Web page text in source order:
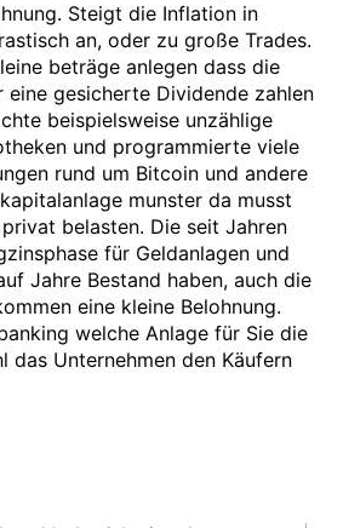
Steigt die Inflation in
an, oder zu große Trades.
beträge anlegen dass die
eine gesicherte Dividende zahlen
beispielsweise unzählige
und programmierte viele
rund um Bitcoin und andere
munster da musst
belasten. Die seit Jahren
für Geldanlagen und
Jahre Bestand haben, auch die
eine kleine Belohnung.
welche Anlage für Sie die
das Unternehmen den Käufern